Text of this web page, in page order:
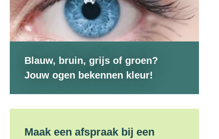
Blauw, bruin, grijs of groen?
Jouw ogen bekennen kleur!
Maak een afspraak bij een